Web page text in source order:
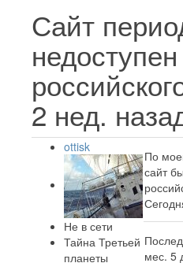
Сайт
2 нед.
ottisk
Не в сети
Тайна Третьей
планеты
По
сайт
мес. 5